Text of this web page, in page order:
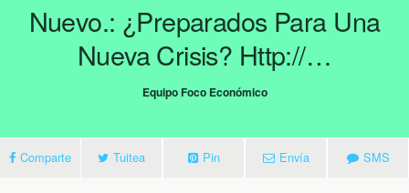
Nuevo.: ¿Preparados Para Una
Nueva Crisis? Http://…
Equipo Foco Económico
Comparte Tuitea Pin Envía SMS